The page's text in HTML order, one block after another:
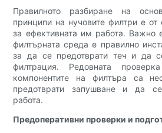
Правилното разбиране на
принципи на нучовите филтри е от
за ефективната им работа. Важно
филтърната среда е правилно
за да се предотврати теч и да
филтрация. Редовната
компонентите на филтъра са
предотврати запушване и да
работа.
Предоперативни проверки и